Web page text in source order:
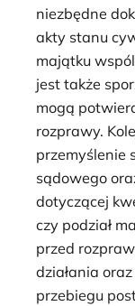
niezbędne
akty stanu
majątku
jest także
mogą
rozprawy.
przemyślenie
sądowego
dotyczącej
czy podział
przed
działania
przebiegu